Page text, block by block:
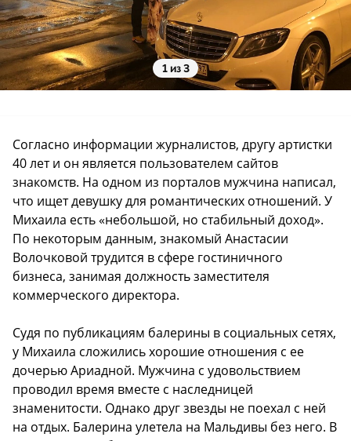
1 из 3
Согласно информации журналистов, другу артистки
40 лет и он является пользователем сайтов
знакомств. На одном из порталов мужчина написал,
что ищет девушку для романтических отношений. У
Михаила есть «небольшой, но стабильный доход».
По некоторым данным, знакомый Анастасии
Волочковой трудится в сфере гостиничного
бизнеса, занимая должность заместителя
коммерческого директора.
Судя по публикациям балерины в социальных сетях,
у Михаила сложились хорошие отношения с ее
дочерью Ариадной. Мужчина с удовольствием
проводил время вместе с наследницей
знаменитости. Однако друг звезды не поехал с ней
на отдых. Балерина улетела на Мальдивы без него. В